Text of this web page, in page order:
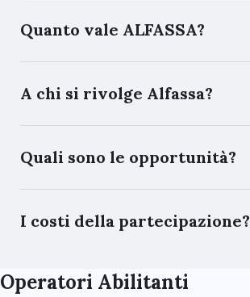
Quanto vale ALFASSA?
A chi si rivolge Alfassa?
Quali sono le opportunità?
I costi della partecipazione?
Operatori Abilitanti